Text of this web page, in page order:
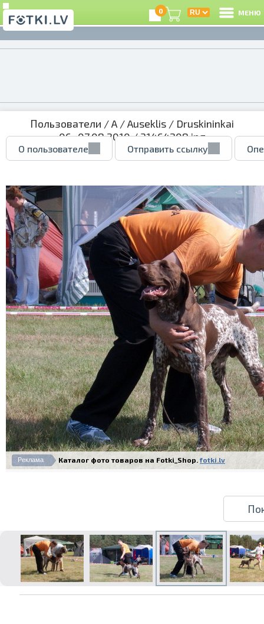
Печать в течение 1 часа в Риге –
закажите онлайн
Различные форматы и виды
0 МЕНЮ
Пользователи /A /Auseklis / Druskininkai
06.-07.08.2010/ 31464208.jpg
О пользователе Отправить ссылку
Реклама Каталог фото товаров на Fotki_Shop. fotki.lv